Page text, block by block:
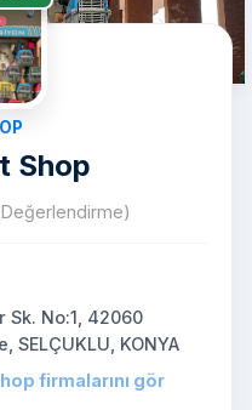
Shop
Sk. No:1, 42060
SELÇUKLU, KONYA
firmalarını gör